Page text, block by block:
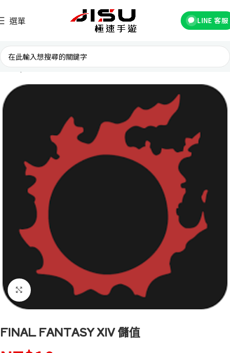
選單 LINE 客服
首頁 台灣遊戲
點擊放大
FINAL FANTASY XIV 儲值